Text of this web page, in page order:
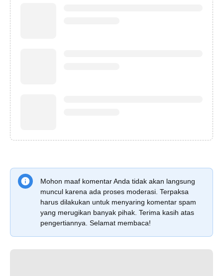
Mohon maaf komentar Anda tidak akan langsung
muncul karena ada proses moderasi. Terpaksa
harus dilakukan untuk menyaring komentar spam
yang merugikan banyak pihak. Terima kasih atas
pengertiannya. Selamat membaca!